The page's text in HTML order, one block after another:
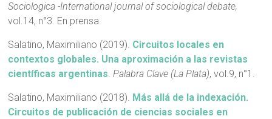
Sociologica -International journal of sociological debate,
vol.14, n°3. En prensa.
Salatino, Maximiliano (2019). Circuitos locales en
contextos globales. Una aproximación a las revistas
científicas argentinas.Palabra Clave (La Plata), vol.9, n°1.
Salatino, Maximiliano (2018). Más allá de la indexación.
Circuitos de publicación de ciencias sociales en